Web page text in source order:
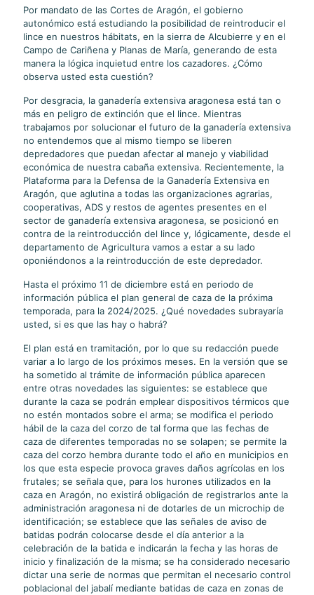
Por mandato de las Cortes de Aragón, el gobierno
autonómico está estudiando la posibilidad de reintroducir el
lince en nuestros hábitats, en la sierra de Alcubierre y en el
Campo de Cariñena y Planas de María, generando de esta
manera la lógica inquietud entre los cazadores. ¿Cómo
observa usted esta cuestión?
Por desgracia, la ganadería extensiva aragonesa está tan o
más en peligro de extinción que el lince. Mientras
trabajamos por solucionar el futuro de la ganadería extensiva
no entendemos que al mismo tiempo se liberen
depredadores que puedan afectar al manejo y viabilidad
económica de nuestra cabaña extensiva. Recientemente, la
Plataforma para la Defensa de la Ganadería Extensiva en
Aragón, que aglutina a todas las organizaciones agrarias,
cooperativas, ADS y restos de agentes presentes en el
sector de ganadería extensiva aragonesa, se posicionó en
contra de la reintroducción del lince y, lógicamente, desde el
departamento de Agricultura vamos a estar a su lado
oponiéndonos a la reintroducción de este depredador.
Hasta el próximo 11 de diciembre está en periodo de
información pública el plan general de caza de la próxima
temporada, para la 2024/2025. ¿Qué novedades subrayaría
usted, si es que las hay o habrá?
El plan está en tramitación, por lo que su redacción puede
variar a lo largo de los próximos meses. En la versión que se
ha sometido al trámite de información pública aparecen
entre otras novedades las siguientes: se establece que
durante la caza se podrán emplear dispositivos térmicos que
no estén montados sobre el arma; se modifica el periodo
hábil de la caza del corzo de tal forma que las fechas de
caza de diferentes temporadas no se solapen; se permite la
caza del corzo hembra durante todo el año en municipios en
los que esta especie provoca graves daños agrícolas en los
frutales; se señala que, para los hurones utilizados en la
caza en Aragón, no existirá obligación de registrarlos ante la
administración aragonesa ni de dotarles de un microchip de
identificación; se establece que las señales de aviso de
batidas podrán colocarse desde el día anterior a la
celebración de la batida e indicarán la fecha y las horas de
inicio y finalización de la misma; se ha considerado necesario
dictar una serie de normas que permitan el necesario control
poblacional del jabalí mediante batidas de caza en zonas de